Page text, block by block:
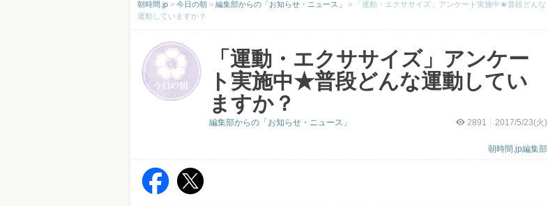
朝時間.jp > 今日の朝 > 編集部からの「お知らせ・ニュース」 >
「運動・エクササイズ」アンケート実施中★普段どんな
運動していますか？
「運動・エクササイズ」アンケー
ト実施中★普段どんな運動してい
ますか？
2891 2017/5/23(火)
朝時間.jp編集部
編集部からの「お知らせ・ニュース」